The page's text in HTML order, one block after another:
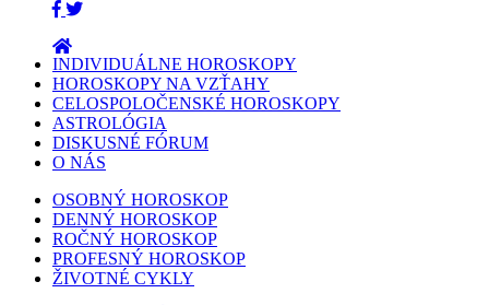
INDIVIDUÁLNE HOROSKOPY
HOROSKOPY NA VZŤAHY
CELOSPOLOČENSKÉ HOROSKOPY
ASTROLÓGIA
DISKUSNÉ FÓRUM
O NÁS
OSOBNÝ HOROSKOP
DENNÝ HOROSKOP
ROČNÝ HOROSKOP
PROFESNÝ HOROSKOP
ŽIVOTNÉ CYKLY